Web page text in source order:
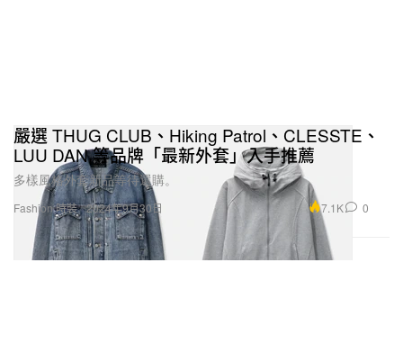
Fashion 時裝
嚴選 THUG CLUB、Hiking Patrol、CLESSTE、
LUU DAN 等品牌「最新外套」入手推薦
多樣風格外套新品等待選購。
2024年9月30日 7.1K 0